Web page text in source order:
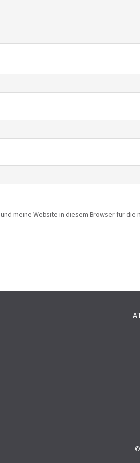
meine Website in diesem Browser für
©